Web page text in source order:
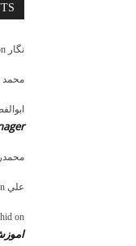
نگار
محمد
علي
on